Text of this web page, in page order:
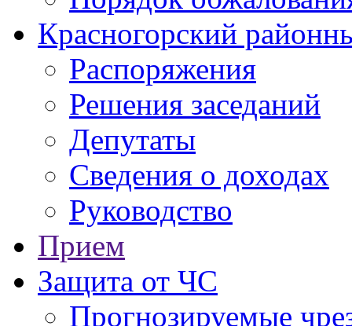
Красногорский
Распоряжения
Решения заседаний
Депутаты
Сведения о доходах
Руководство
Прием
Защита от ЧС
Прогнозируемые